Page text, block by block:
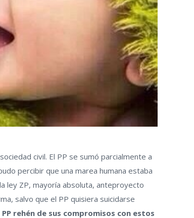
civil. El PP se sumó parcialmente a
percibir que una marea humana estaba
ley ZP, mayoría absoluta, anteproyecto
salvo que el PP quisiera suicidarse
rehén de sus compromisos con estos